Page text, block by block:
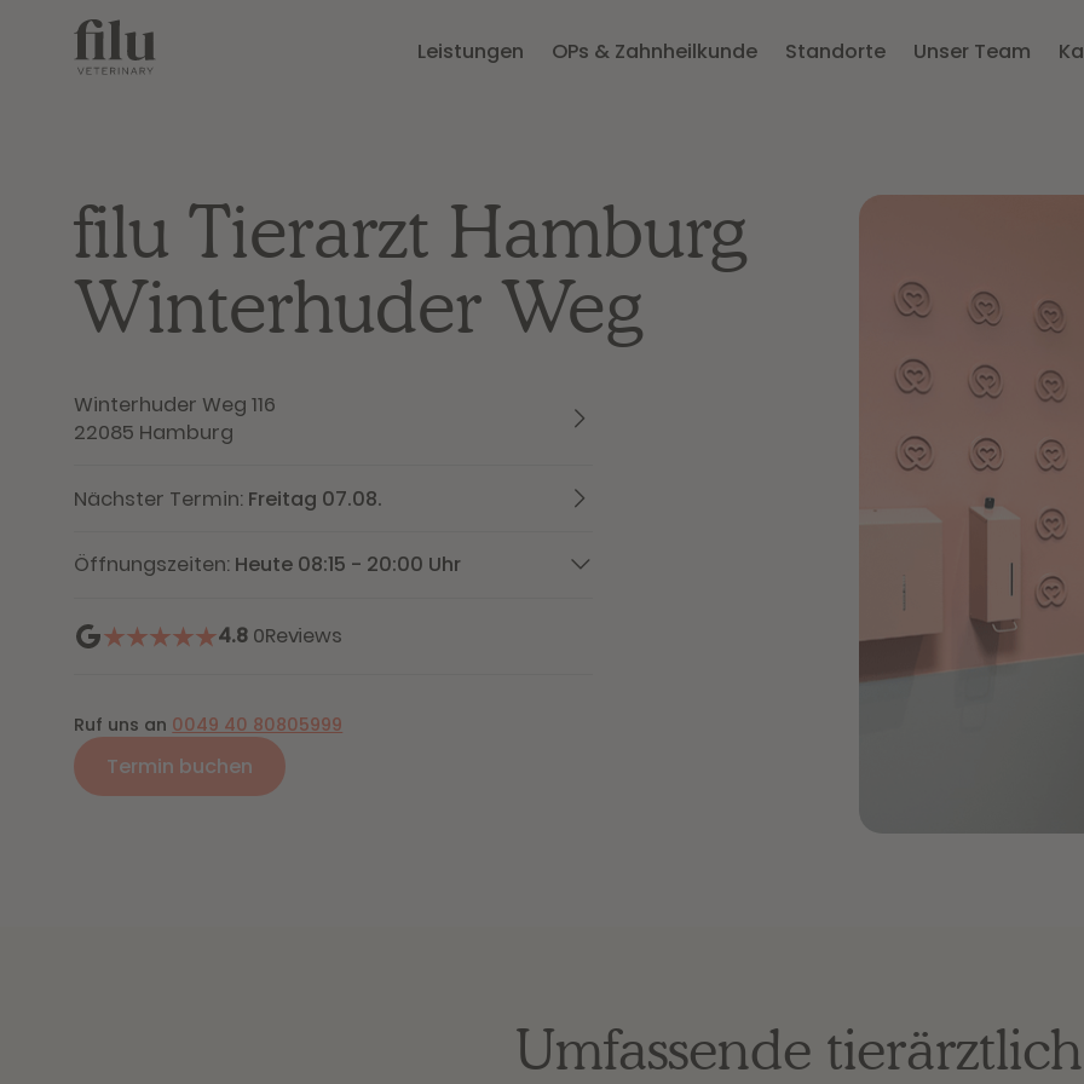
Leistungen OPs & Zahnheilkunde Standorte Unser Team
filu Tierarzt Hamburg
Winterhuder Weg
Winterhuder Weg 116
22085 Hamburg
Nächster Termin: Freitag 07.08.
Öffnungszeiten: Heute 08:15 - 20:00 Uhr
4.8 0Reviews
Ruf uns an 0049 40 80805999
Termin buchen
Umfassende